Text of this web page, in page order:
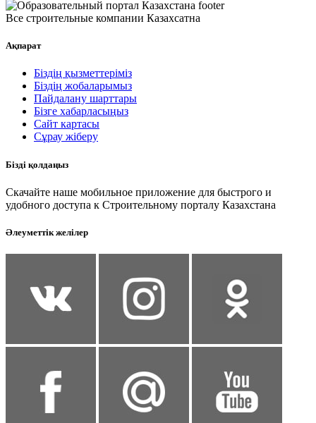
Все строительные компании Казахсатна
Ақпарат
Біздің қызметтеріміз
Біздің жобаларымыз
Пайдалану шарттары
Бізге хабарласыңыз
Сайт картасы
Сұрау жіберу
Бізді қолдаңыз
Скачайте наше мобильное приложение для быстрого и
удобного доступа к Строительному порталу Казахстана
Әлеуметтік желілер